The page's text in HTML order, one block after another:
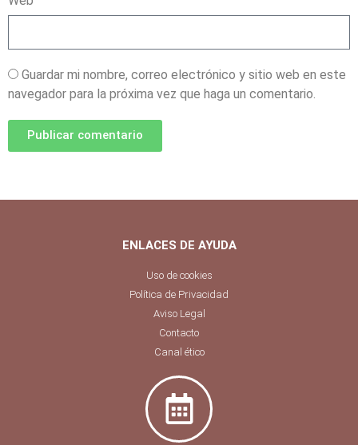
Guardar mi nombre, correo electrónico y sitio web en este
navegador para la próxima vez que haga un comentario.
Publicar comentario
ENLACES DE AYUDA
Uso de cookies
Política de Privacidad
Aviso Legal
Contacto
Canal ético